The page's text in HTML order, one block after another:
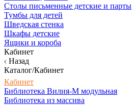
Столы письменные детские и парты
Тумбы для детей
Шведская стенка
Шкафы детские
Ящики и короба
Кабинет
Назад
Каталог/Кабинет
Кабинет
Библиотека Вилия-М модульная
Библиотека из массива